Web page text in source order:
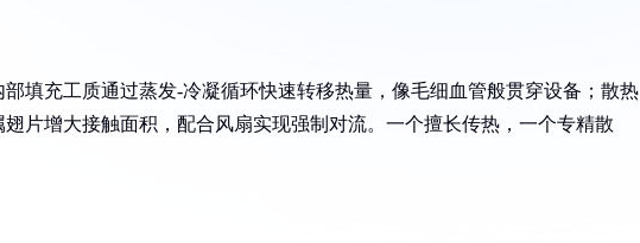
填充工质通过蒸发-冷凝循环快速转移热量，像毛细血管般贯穿设备；散热
片增大接触面积，配合风扇实现强制对流。一个擅长传热，一个专精散